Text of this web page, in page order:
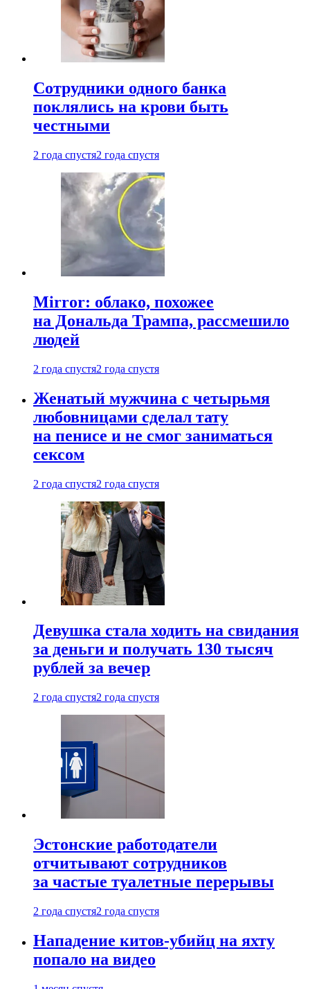
Сотрудники одного банка
поклялись на крови быть
честными
2 года спустя2 года спустя
Mirror: облако, похожее
на Дональда Трампа, рассмешило
людей
2 года спустя2 года спустя
Женатый мужчина с четырьмя
любовницами сделал тату
на пенисе и не смог заниматься
сексом
2 года спустя2 года спустя
Девушка стала ходить на свидания
за деньги и получать 130 тысяч
рублей за вечер
2 года спустя2 года спустя
Эстонские работодатели
отчитывают сотрудников
за частые туалетные перерывы
2 года спустя2 года спустя
Нападение китов-убийц на яхту
попало на видео